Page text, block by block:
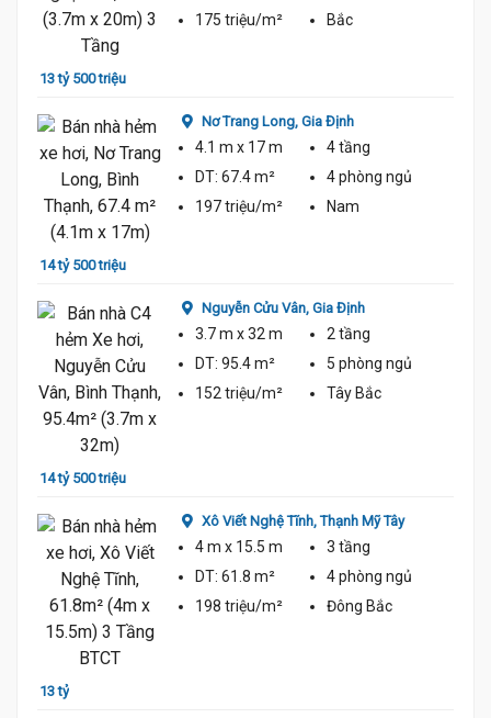
14 Tỷ
13 tỷ 500 triệu
175 triệu/m²
Bắc
14 tỷ 500 triệu
Nơ Trang Long, Gia Định
4.1 m x 17 m
4 tầng
DT: 67.4 m² 4 phòng ngủ
197 triệu/m²
Nam
14 tỷ 500 triệu
Nguyễn Cửu Vân, Gia Định
3.7 m x 32 m
2 tầng
DT: 95.4 m² 5 phòng ngủ
152 triệu/m²
Tây Bắc
13 tỷ
Xô Viết Nghệ Tĩnh,Thạnh Mỹ Tây
4 m x 15.5 m
3 tầng
DT: 61.8 m² 4 phòng ngủ
198 triệu/m²
Đông Bắc